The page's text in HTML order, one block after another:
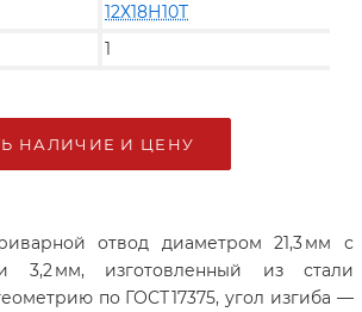
12Х18Н10Т
1
НАЛИЧИЕ И ЦЕНУ
отвод диаметром 21,3 мм с
3,2 мм, изготовленный из стали
по ГОСТ 17375, угол изгиба —